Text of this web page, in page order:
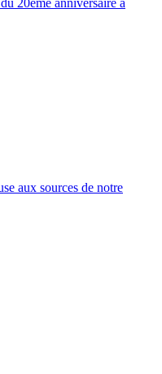
20ème anniversaire à
aux sources de notre